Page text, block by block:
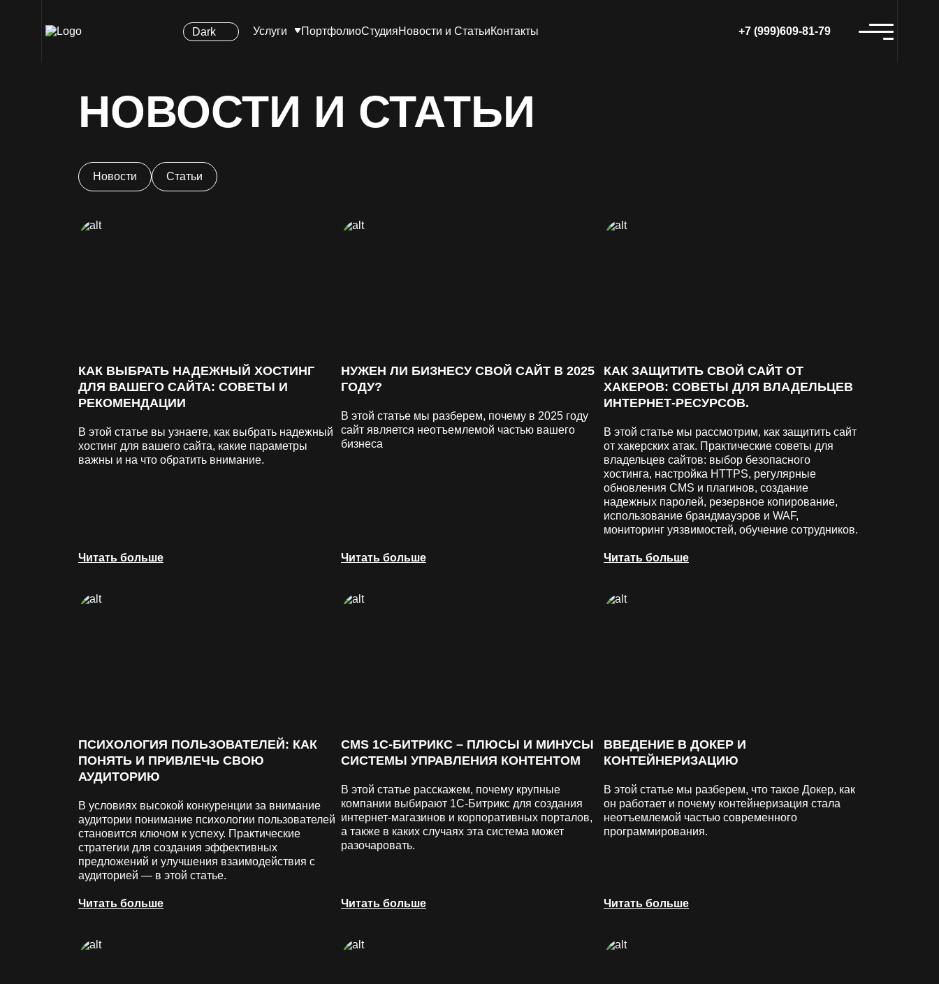
Dark Услуги ПортфолиоСтудияНовости и СтатьиКонтакты +7 (999)609-81-79
Продвижение на авито
НОВОСТИ И СТАТЬИ
Новости Статьи
КАК ВЫБРАТЬ НАДЕЖНЫЙ ХОСТИНГ
ДЛЯ ВАШЕГО САЙТА: СОВЕТЫ И
РЕКОМЕНДАЦИИ
В этой статье вы узнаете, как выбрать надежный
хостинг для вашего сайта, какие параметры
важны и на что обратить внимание.
Читать больше
НУЖЕН ЛИ БИЗНЕСУ СВОЙ САЙТ В 2025
ГОДУ?
В этой статье мы разберем, почему в 2025 году
сайт является неотъемлемой частью вашего
бизнеса
Читать больше
КАК ЗАЩИТИТЬ СВОЙ САЙТ ОТ
ХАКЕРОВ: СОВЕТЫ ДЛЯ ВЛАДЕЛЬЦЕВ
ИНТЕРНЕТ-РЕСУРСОВ.
В этой статье мы рассмотрим, как защитить сайт
от хакерских атак. Практические советы для
владельцев сайтов: выбор безопасного
хостинга, настройка HTTPS, регулярные
обновления CMS и плагинов, создание
надежных паролей, резервное копирование,
использование брандмауэров и WAF,
мониторинг уязвимостей, обучение сотрудников.
Читать больше
ПСИХОЛОГИЯ ПОЛЬЗОВАТЕЛЕЙ: КАК
ПОНЯТЬ И ПРИВЛЕЧЬ СВОЮ
АУДИТОРИЮ
В условиях высокой конкуренции за внимание
аудитории понимание психологии пользователей
становится ключом к успеху. Практические
стратегии для создания эффективных
предложений и улучшения взаимодействия с
аудиторией — в этой статье.
Читать больше
CMS 1C-БИТРИКС – ПЛЮСЫ И МИНУСЫ
СИСТЕМЫ УПРАВЛЕНИЯ КОНТЕНТОМ
В этой статье расскажем, почему крупные
компании выбирают 1С-Битрикс для создания
интернет-магазинов и корпоративных порталов,
а также в каких случаях эта система может
разочаровать.
Читать больше
ВВЕДЕНИЕ В ДОКЕР И
КОНТЕЙНЕРИЗАЦИЮ
В этой статье мы разберем, что такое Докер, как
он работает и почему контейнеризация стала
неотъемлемой частью современного
программирования.
Читать больше